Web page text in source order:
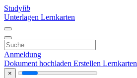
Studylib
Unterlagen Lernkarten
Anmeldung
Dokument hochladen Erstellen Lernkarten
×